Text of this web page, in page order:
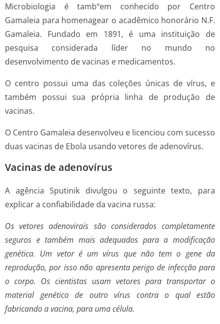
Microbiologia é tambºem conhecido por Centro
Gamaleia para homenagear o acadêmico honorário N.F.
Gamaleia. Fundado em 1891, é uma instituição de
pesquisa considerada líder no mundo no
desenvolvimento de vacinas e medicamentos.
O centro possui uma das coleções únicas de vírus, e
também possui sua própria linha de produção de
vacinas.
O Centro Gamaleia desenvolveu e licenciou com sucesso
duas vacinas de Ebola usando vetores de adenovírus.
Vacinas de adenovírus
A agência Sputinik divulgou o seguinte texto, para
explicar a confiabilidade da vacina russa:
Os vetores adenovirais são considerados completamente
seguros e também mais adequados para a modificação
genética. Um vetor é um vírus que não tem o gene da
reprodução, por isso não apresenta perigo de infecção para
o corpo. Os cientistas usam vetores para transportar o
material genético de outro vírus contra o qual estão
fabricando a vacina, para uma célula.